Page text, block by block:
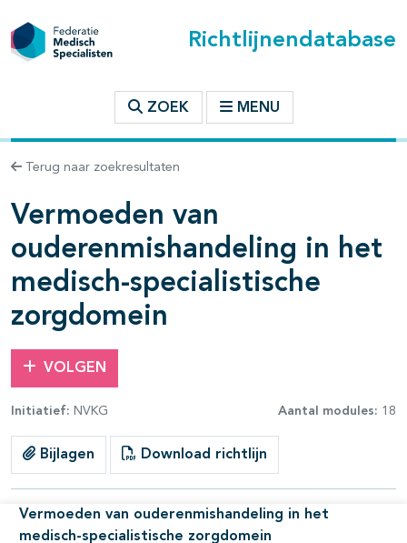
Richtlijnendatabase
ZOEK MENU
Terug naar zoekresultaten
Vermoeden van
ouderenmishandeling in het
medisch-specialistische
zorgdomein
VOLGEN
Initiatief: NVKG Aantal modules: 18
Bijlagen Download richtlijn
Vermoeden van ouderenmishandeling in het
medisch-specialistische zorgdomein
openklappen
open- en dichtklappen